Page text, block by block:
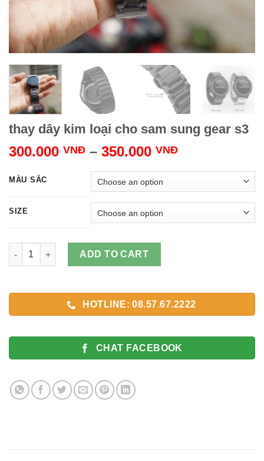
thay dây kim loại cho sam sung gear s3
300.000 VNĐ – 350.000 VNĐ
MÀU SẮC
SIZE
thay dây kim loại cho sam sung gear s3 quantity
ADD TO CART
HOTLINE: 08.57.67.2222
CHAT FACEBOOK